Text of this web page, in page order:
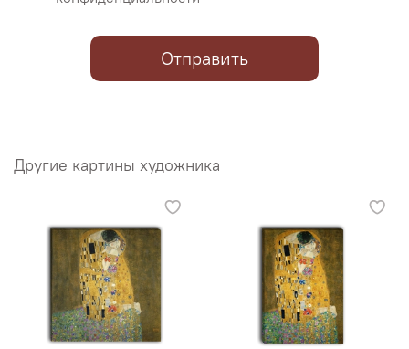
Отправить
Другие картины художника